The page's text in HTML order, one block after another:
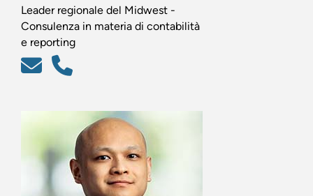
Leader regionale del Midwest -
Consulenza in materia di contabilità
e reporting